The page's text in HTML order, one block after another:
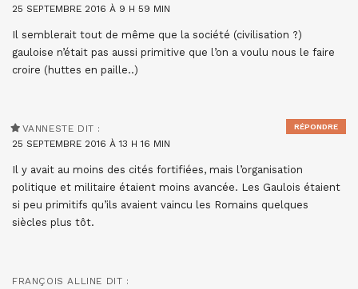
25 SEPTEMBRE 2016 À 9 H 59 MIN
Il semblerait tout de même que la société (civilisation ?)
gauloise n’était pas aussi primitive que l’on a voulu nous le faire
croire (huttes en paille..)
VANNESTE DIT :
25 SEPTEMBRE 2016 À 13 H 16 MIN
Il y avait au moins des cités fortifiées, mais l’organisation
politique et militaire étaient moins avancée. Les Gaulois étaient
si peu primitifs qu’ils avaient vaincu les Romains quelques
siècles plus tôt.
RÉPONDRE
FRANÇOIS ALLINE DIT :